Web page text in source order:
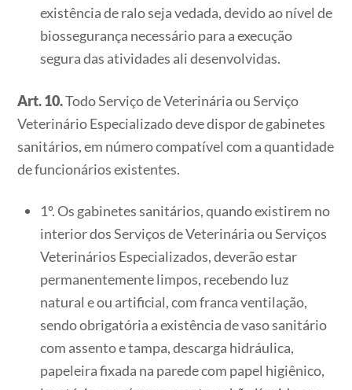
existência de ralo seja vedada, devido ao nível de
biossegurança necessário para a execução
segura das atividades ali desenvolvidas.
Art. 10.Todo Serviço de Veterinária ou Serviço
Veterinário Especializado deve dispor de gabinetes
sanitários, em número compatível com a quantidade
de funcionários existentes.
1º. Os gabinetes sanitários, quando existirem no
interior dos Serviços de Veterinária ou Serviços
Veterinários Especializados, deverão estar
permanentemente limpos, recebendo luz
natural e ou artificial, com franca ventilação,
sendo obrigatória a existência de vaso sanitário
com assento e tampa, descarga hidráulica,
papeleira fixada na parede com papel higiênico,